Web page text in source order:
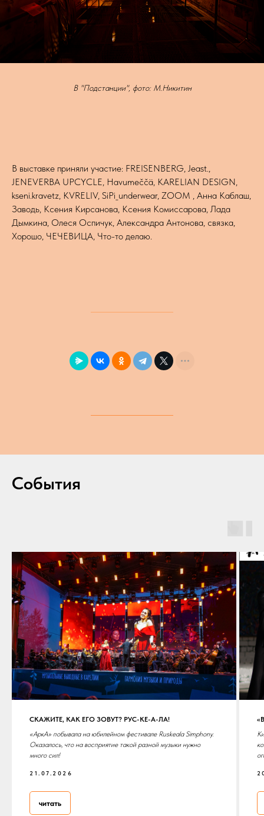
В "Подстанции", фото: М.Никитин
В выставке приняли участие: FREISENBERG, Jeast.,
JENEVERBA UPCYCLE, Havumeččä, KARELIAN DESIGN,
kseni.kravetz, KVRELIV, SiPi_underwear, ZOOM , Анна Каблаш,
Заводь, Ксения Кирсанова, Ксения Комиссарова, Лада
Дымкина, Олеся Оспичук, Александра Антонова, связка,
Хорошо, ЧEЧЕВИЦА, Что-то делаю.
События
СКАЖИТЕ, КАК ЕГО ЗОВУТ? РУС-КЕ-А-ЛА!
«АркА» побывала на юбилейном фестивале Ruskeala Simphony.
Оказалось, что на восприятие такой разной музыки нужно
много сил!
21.07.2026
читать